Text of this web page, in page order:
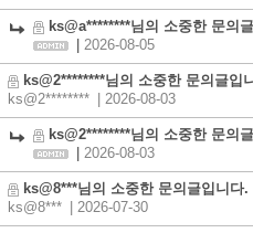
ks@a********님의 소중한 문의
2026-08-05
ks@2********님의 소중한 문의글입
ks@2********
| 2026-08-03
ks@2********님의 소중한 문의
2026-08-03
ks@8***님의 소중한 문의글입니다.
ks@8***
| 2026-07-30